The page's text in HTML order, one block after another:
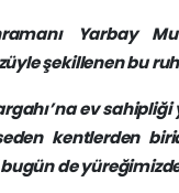
Yarbay
şekillenen bu
ev
kentlerden
de